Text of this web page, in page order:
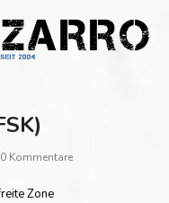
0 Kommentare
Zone